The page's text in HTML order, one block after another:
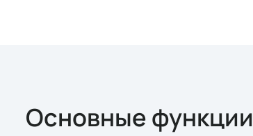
Основные функции